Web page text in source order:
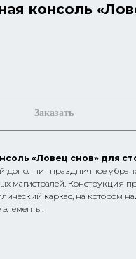
консоль
Заказать
«Ловец снов» для
дополнит праздничное
магистралей. Конструкция
каркас, на котором
элементы.